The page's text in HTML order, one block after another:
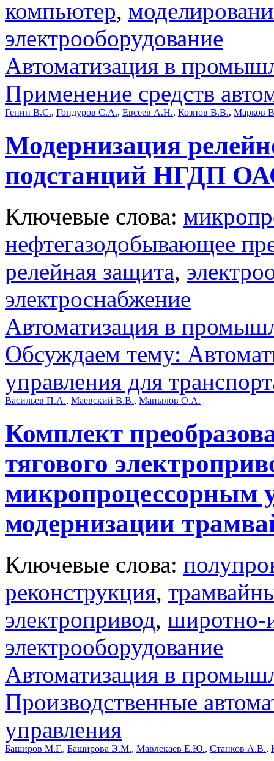
компьютер,
электрооборудование
Автоматизация в
Применение средств
Генин В.С., Гондуров С.А., Евсеев А.Н., Кознов В.В., Марков
Модернизация
подстанций НГДП
Ключевые слова:
нефтегазодобывающее
релейная защита,
электроснабжение
Автоматизация в
Обсуждаем тему:
управления для
Васильев П.А., Маевский В.В., Манылов О.А.
Комплект
тягового
микропроцессорным
модернизации
Ключевые слова:
реконструкция,
электропривод, широтно-
электрооборудование
Автоматизация в
Производственные
управления
Баширов М.Г., Баширова Э.М., Мавлекаев Е.Ю., Станков А.В.,